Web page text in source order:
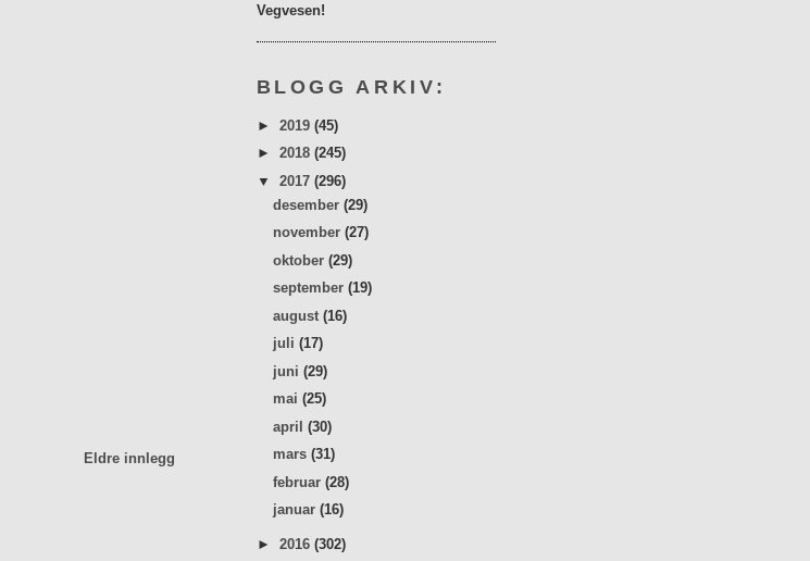
Eldre innlegg
Vegvesen!
BLOGG ARKIV:
► 2019 (45)
► 2018 (245)
▼ 2017 (296)
desember(29)
november(27)
oktober(29)
september(19)
august(16)
juli(17)
juni(29)
mai(25)
april(30)
mars(31)
februar(28)
januar(16)
► 2016 (302)